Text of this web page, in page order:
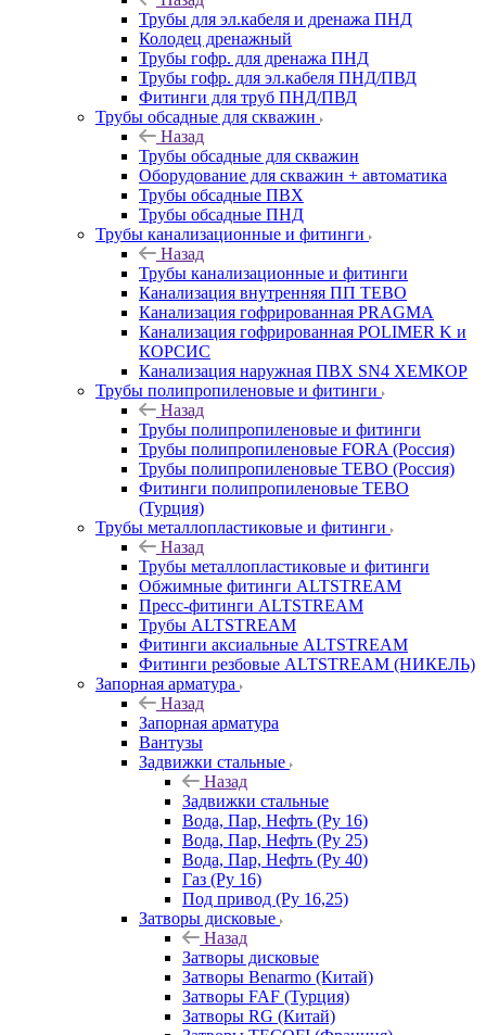
Трубы для эл.кабеля и дренажа ПНД
Колодец дренажный
Трубы гофр. для дренажа ПНД
Трубы гофр. для эл.кабеля ПНД/ПВД
Фитинги для труб ПНД/ПВД
Трубы обсадные для скважин
Назад
Трубы обсадные для скважин
Оборудование для скважин + автоматика
Трубы обсадные ПВХ
Трубы обсадные ПНД
Трубы канализационные и фитинги
Назад
Трубы канализационные и фитинги
Канализация внутренняя ПП TEBO
Канализация гофрированная PRAGMA
Канализация гофрированная POLIMER K и
КОРСИС
Канализация наружная ПВХ SN4 ХЕМКОР
Трубы полипропиленовые и фитинги
Назад
Трубы полипропиленовые и фитинги
Трубы полипропиленовые FORA (Россия)
Трубы полипропиленовые TEBO (Россия)
Фитинги полипропиленовые TEBO
(Турция)
Трубы металлопластиковые и фитинги
Назад
Трубы металлопластиковые и фитинги
Обжимные фитинги ALTSTREAM
Пресс-фитинги ALTSTREAM
Трубы ALTSTREAM
Фитинги аксиальные ALTSTREAM
Фитинги резбовые ALTSTREAM (НИКЕЛЬ)
Запорная арматура
Назад
Запорная арматура
Вантузы
Задвижки стальные
Назад
Задвижки стальные
Вода, Пар, Нефть (Ру 16)
Вода, Пар, Нефть (Ру 25)
Вода, Пар, Нефть (Ру 40)
Газ (Ру 16)
Под привод (Ру 16,25)
Затворы дисковые
Назад
Затворы дисковые
Затворы Benarmo (Китай)
Затворы FAF (Турция)
Затворы RG (Китай)